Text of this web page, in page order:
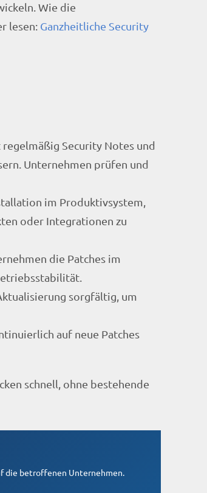
Wie die
lesen: Ganzheitliche Security
Security Notes und
Unternehmen prüfen und
im Produktivsystem,
oder Integrationen zu
die Patches im
sorgfältig, um
auf neue Patches
schnell, ohne bestehende
die betroffenen Unternehmen.